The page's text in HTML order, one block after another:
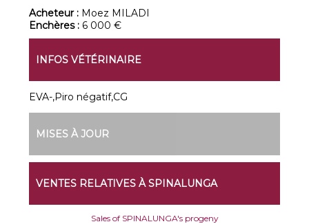
Acheteur : Moez MILADI
Enchères : 6 000 €
INFOS VÉTÉRINAIRE
EVA-,Piro négatif,CG
MISES À JOUR
VENTES RELATIVES À SPINALUNGA
Sales of SPINALUNGA's progeny